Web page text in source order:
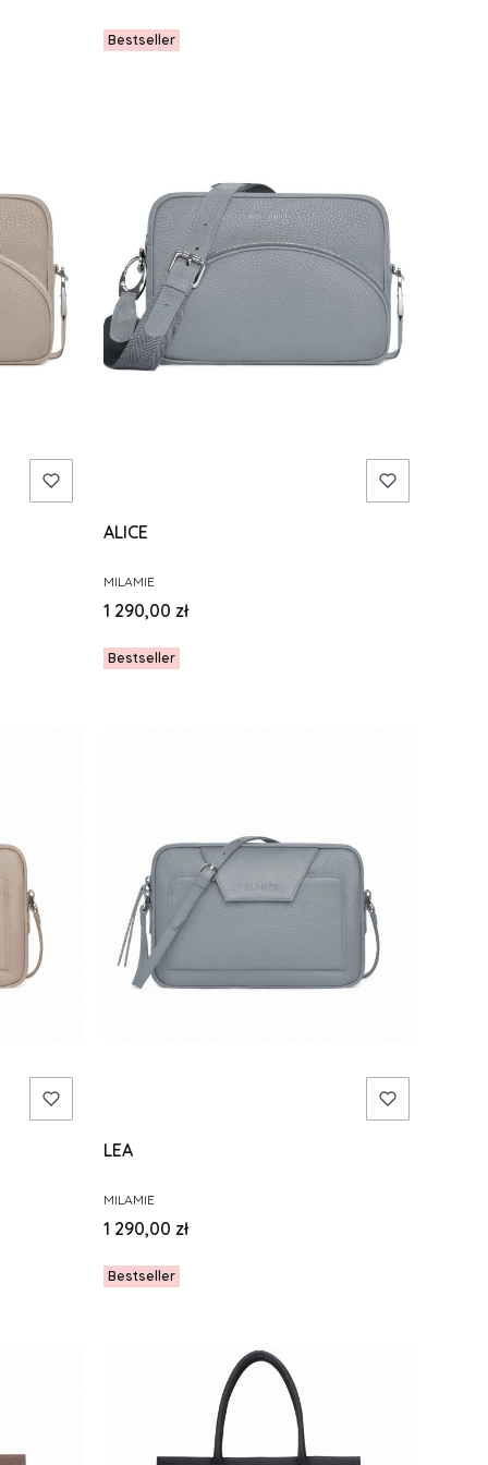
Bestseller
ALICE
PRODUCENT
MILAMIE
Cena
1 290,00 zł
Bestseller
LEA
PRODUCENT
MILAMIE
Cena
1 290,00 zł
Bestseller